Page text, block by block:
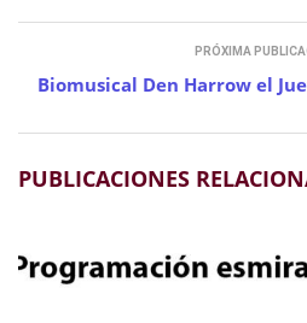
PRÓXIMA
Biomusical Den Harrow el
PUBLICACIONES